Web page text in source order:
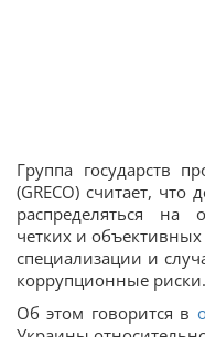
Группа государств
(GRECO) считает,
распределяться на
четких и
специализации и
коррупционные риски.
Об этом говорится в